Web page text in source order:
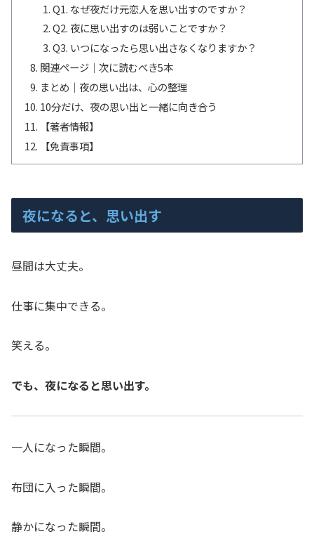
Q1. なぜ夜だけ元恋人を思い出すのですか？
Q2. 夜に思い出すのは弱いことですか？
Q3. いつになったら思い出さなくなりますか？
関連ページ｜次に読むべき5本
まとめ｜夜の思い出は、心の整理
10分だけ、夜の思い出と一緒に向き合う
【著者情報】
【免責事項】
夜になると、思い出す
昼間は大丈夫。
仕事に集中できる。
笑える。
でも、夜になると思い出す。
一人になった瞬間。
布団に入った瞬間。
静かになった瞬間。